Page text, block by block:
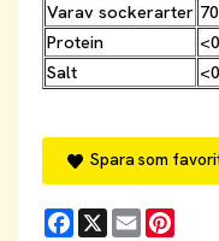
Varav sockerarter
Protein
Salt
Spara som
Facebook
X Email